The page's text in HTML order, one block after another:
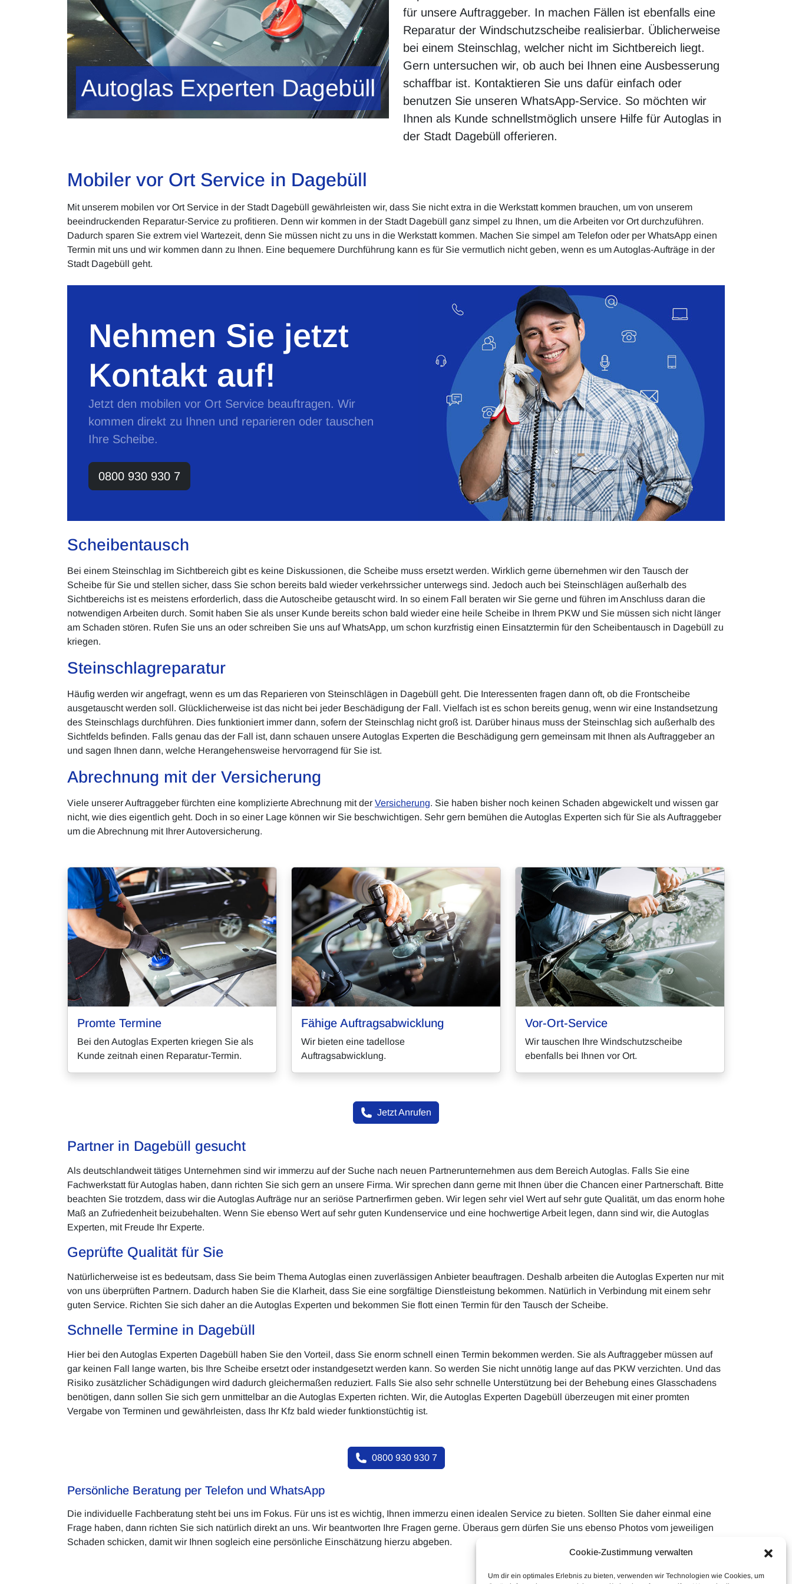
Cookie-Zustimmung verwalten
Um dir ein optimales Erlebnis zu bieten, verwenden wir Technologien wie Cookies, um
für unsere Auftraggeber. In machen Fällen ist ebenfalls eine
Reparatur der Windschutzscheibe realisierbar. Üblicherweise
bei einem Steinschlag, welcher nicht im Sichtbereich liegt.
Gern untersuchen wir, ob auch bei Ihnen eine Ausbesserung
schaffbar ist. Kontaktieren Sie uns dafür einfach oder
benutzen Sie unseren WhatsApp-Service. So möchten wir
Ihnen als Kunde schnellstmöglich unsere Hilfe für Autoglas in
der Stadt Dagebüll offerieren.
Mobiler vor Ort Service in Dagebüll
Mit unserem mobilen vor Ort Service in der Stadt Dagebüll gewährleisten wir, dass Sie nicht extra in die Werkstatt kommen brauchen, um von unserem
beeindruckenden Reparatur-Service zu profitieren. Denn wir kommen in der Stadt Dagebüll ganz simpel zu Ihnen, um die Arbeiten vor Ort durchzuführen.
Dadurch sparen Sie extrem viel Wartezeit, denn Sie müssen nicht zu uns in die Werkstatt kommen. Machen Sie simpel am Telefon oder per WhatsApp einen
Termin mit uns und wir kommen dann zu Ihnen. Eine bequemere Durchführung kann es für Sie vermutlich nicht geben, wenn es um Autoglas-Aufträge in der
Stadt Dagebüll geht.
Nehmen Sie jetzt
Kontakt auf!
Jetzt den mobilen vor Ort Service beauftragen. Wir
kommen direkt zu Ihnen und reparieren oder tauschen
Ihre Scheibe.
0800 930 930 7
Scheibentausch
Bei einem Steinschlag im Sichtbereich gibt es keine Diskussionen, die Scheibe muss ersetzt werden. Wirklich gerne übernehmen wir den Tausch der
Scheibe für Sie und stellen sicher, dass Sie schon bereits bald wieder verkehrssicher unterwegs sind. Jedoch auch bei Steinschlägen außerhalb des
Sichtbereichs ist es meistens erforderlich, dass die Autoscheibe getauscht wird. In so einem Fall beraten wir Sie gerne und führen im Anschluss daran die
notwendigen Arbeiten durch. Somit haben Sie als unser Kunde bereits schon bald wieder eine heile Scheibe in Ihrem PKW und Sie müssen sich nicht länger
am Schaden stören. Rufen Sie uns an oder schreiben Sie uns auf WhatsApp, um schon kurzfristig einen Einsatztermin für den Scheibentausch in Dagebüll zu
kriegen.
Steinschlagreparatur
Häufig werden wir angefragt, wenn es um das Reparieren von Steinschlägen in Dagebüll geht. Die Interessenten fragen dann oft, ob die Frontscheibe
ausgetauscht werden soll. Glücklicherweise ist das nicht bei jeder Beschädigung der Fall. Vielfach ist es schon bereits genug, wenn wir eine Instandsetzung
des Steinschlags durchführen. Dies funktioniert immer dann, sofern der Steinschlag nicht groß ist. Darüber hinaus muss der Steinschlag sich außerhalb des
Sichtfelds befinden. Falls genau das der Fall ist, dann schauen unsere Autoglas Experten die Beschädigung gern gemeinsam mit Ihnen als Auftraggeber an
und sagen Ihnen dann, welche Herangehensweise hervorragend für Sie ist.
Abrechnung mit der Versicherung
Viele unserer Auftraggeber fürchten eine komplizierte Abrechnung mit der Versicherung. Sie haben bisher noch keinen Schaden abgewickelt und wissen gar
nicht, wie dies eigentlich geht. Doch in so einer Lage können wir Sie beschwichtigen. Sehr gern bemühen die Autoglas Experten sich für Sie als Auftraggeber
um die Abrechnung mit Ihrer Autoversicherung.
Promte Termine
Bei den Autoglas Experten kriegen Sie als
Kunde zeitnah einen Reparatur-Termin.
Fähige Auftragsabwicklung
Wir bieten eine tadellose
Auftragsabwicklung.
Vor-Ort-Service
Wir tauschen Ihre Windschutzscheibe
ebenfalls bei Ihnen vor Ort.
Jetzt Anrufen
Partner in Dagebüll gesucht
Als deutschlandweit tätiges Unternehmen sind wir immerzu auf der Suche nach neuen Partnerunternehmen aus dem Bereich Autoglas. Falls Sie eine
Fachwerkstatt für Autoglas haben, dann richten Sie sich gern an unsere Firma. Wir sprechen dann gerne mit Ihnen über die Chancen einer Partnerschaft. Bitte
beachten Sie trotzdem, dass wir die Autoglas Aufträge nur an seriöse Partnerfirmen geben. Wir legen sehr viel Wert auf sehr gute Qualität, um das enorm hohe
Maß an Zufriedenheit beizubehalten. Wenn Sie ebenso Wert auf sehr guten Kundenservice und eine hochwertige Arbeit legen, dann sind wir, die Autoglas
Experten, mit Freude Ihr Experte.
Geprüfte Qualität für Sie
Natürlicherweise ist es bedeutsam, dass Sie beim Thema Autoglas einen zuverlässigen Anbieter beauftragen. Deshalb arbeiten die Autoglas Experten nur mit
von uns überprüften Partnern. Dadurch haben Sie die Klarheit, dass Sie eine sorgfältige Dienstleistung bekommen. Natürlich in Verbindung mit einem sehr
guten Service. Richten Sie sich daher an die Autoglas Experten und bekommen Sie flott einen Termin für den Tausch der Scheibe.
Schnelle Termine in Dagebüll
Hier bei den Autoglas Experten Dagebüll haben Sie den Vorteil, dass Sie enorm schnell einen Termin bekommen werden. Sie als Auftraggeber müssen auf
gar keinen Fall lange warten, bis Ihre Scheibe ersetzt oder instandgesetzt werden kann. So werden Sie nicht unnötig lange auf das PKW verzichten. Und das
Risiko zusätzlicher Schädigungen wird dadurch gleichermaßen reduziert. Falls Sie also sehr schnelle Unterstützung bei der Behebung eines Glasschadens
benötigen, dann sollen Sie sich gern unmittelbar an die Autoglas Experten richten. Wir, die Autoglas Experten Dagebüll überzeugen mit einer promten
Vergabe von Terminen und gewährleisten, dass Ihr Kfz bald wieder funktionstüchtig ist.
0800 930 930 7
Persönliche Beratung per Telefon und WhatsApp
Die individuelle Fachberatung steht bei uns im Fokus. Für uns ist es wichtig, Ihnen immerzu einen idealen Service zu bieten. Sollten Sie daher einmal eine
Frage haben, dann richten Sie sich natürlich direkt an uns. Wir beantworten Ihre Fragen gerne. Überaus gern dürfen Sie uns ebenso Photos vom jeweiligen
Schaden schicken, damit wir Ihnen sogleich eine persönliche Einschätzung hierzu abgeben.